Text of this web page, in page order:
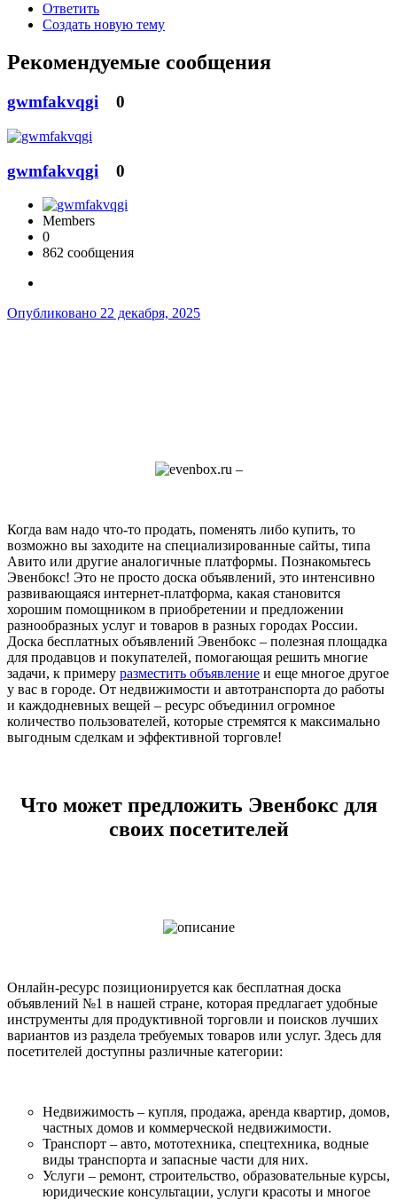
Ответить
Создать новую тему
Рекомендуемые сообщения
gwmfakvqgi 0
gwmfakvqgi 0
Members
0
862 сообщения
Опубликовано 22 декабря, 2025
Когда вам надо что-то продать, поменять либо купить, то
возможно вы заходите на специализированные сайты, типа
Авито или другие аналогичные платформы. Познакомьтесь
Эвенбокс! Это не просто доска объявлений, это интенсивно
развивающаяся интернет-платформа, какая становится
хорошим помощником в приобретении и предложении
разнообразных услуг и товаров в разных городах России.
Доска бесплатных объявлений Эвенбокс – полезная площадка
для продавцов и покупателей, помогающая решить многие
задачи, к примеру разместить объявление и еще многое другое
у вас в городе. От недвижимости и автотранспорта до работы
и каждодневных вещей – ресурс объединил огромное
количество пользователей, которые стремятся к максимально
выгодным сделкам и эффективной торговле!
Что может предложить Эвенбокс для
своих посетителей
Онлайн-ресурс позиционируется как бесплатная доска
объявлений №1 в нашей стране, которая предлагает удобные
инструменты для продуктивной торговли и поисков лучших
вариантов из раздела требуемых товаров или услуг. Здесь для
посетителей доступны различные категории:
Недвижимость – купля, продажа, аренда квартир, домов,
частных домов и коммерческой недвижимости.
Транспорт – авто, мототехника, спецтехника, водные
виды транспорта и запасные части для них.
Услуги – ремонт, строительство, образовательные курсы,
юридические консультации, услуги красоты и многое